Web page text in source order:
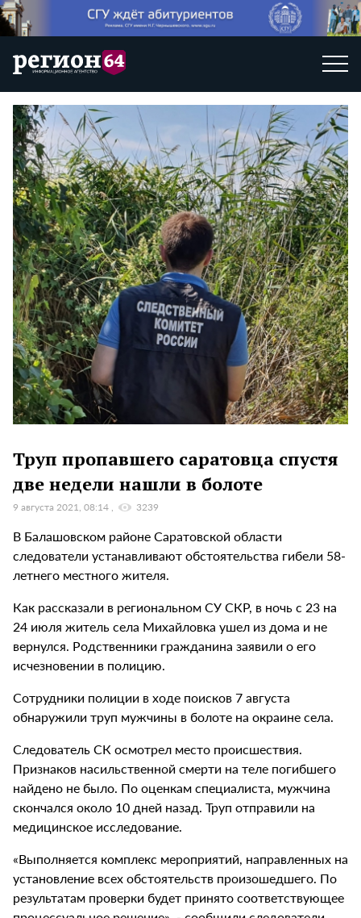
Труп пропавшего саратовца спустя
две недели нашли в болоте
9 августа 2021, 08:14 3239
В Балашовском районе Саратовской области
следователи устанавливают обстоятельства гибели 58-
летнего местного жителя.
Как рассказали в региональном СУ СКР, в ночь с 23 на
24 июля житель села Михайловка ушел из дома и не
вернулся. Родственники гражданина заявили о его
исчезновении в полицию.
Сотрудники полиции в ходе поисков 7 августа
обнаружили труп мужчины в болоте на окраине села.
Следователь СК осмотрел место происшествия.
Признаков насильственной смерти на теле погибшего
найдено не было. По оценкам специалиста, мужчина
скончался около 10 дней назад. Труп отправили на
медицинское исследование.
«Выполняется комплекс мероприятий, направленных на
установление всех обстоятельств произошедшего. По
результатам проверки будет принято соответствующее